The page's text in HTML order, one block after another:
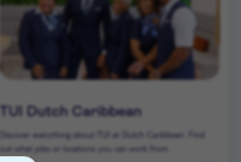
TUI Dutch Caribbean
Discover everything about TUI at Dutch Caribbean. Find
out what jobs or locations you can work from.